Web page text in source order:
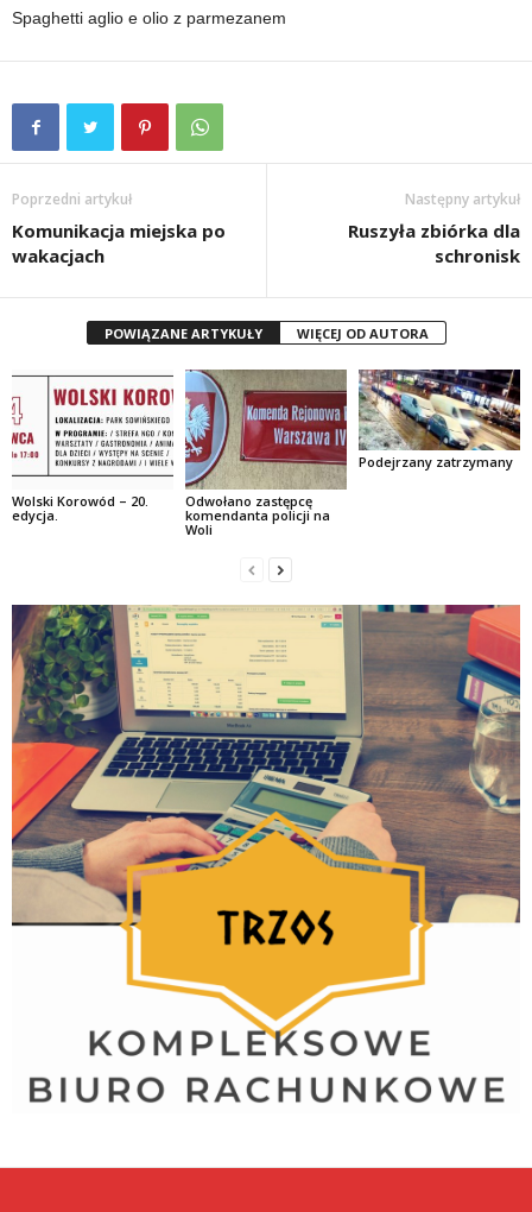
Spaghetti aglio e olio z parmezanem
Poprzedni artykuł
Komunikacja miejska po
wakacjach
Następny artykuł
Ruszyła zbiórka dla
schronisk
POWIĄZANE ARTYKUŁY WIĘCEJ OD AUTORA
Wolski Korowód – 20.
edycja.
Odwołano zastępcę
komendanta policji na
Woli
Podejrzany zatrzymany